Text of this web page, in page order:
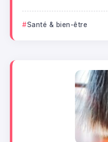
Santé & bien-être